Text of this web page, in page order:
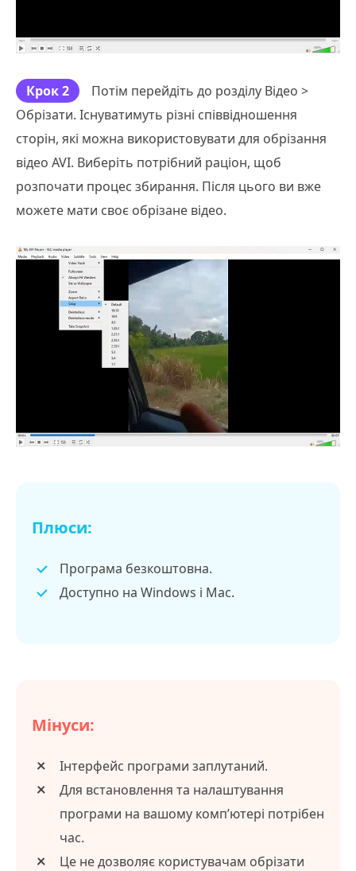
Крок 2
Потім перейдіть до розділу Відео >
Обрізати. Існуватимуть різні співвідношення
сторін, які можна використовувати для обрізання
відео AVI. Виберіть потрібний раціон, щоб
розпочати процес збирання. Після цього ви вже
можете мати своє обрізане відео.
Плюси:
Програма безкоштовна.
Доступно на Windows і Mac.
Мінуси:
Інтерфейс програми заплутаний.
Для встановлення та налаштування
програми на вашому комп’ютері потрібен
час.
Це не дозволяє користувачам обрізати